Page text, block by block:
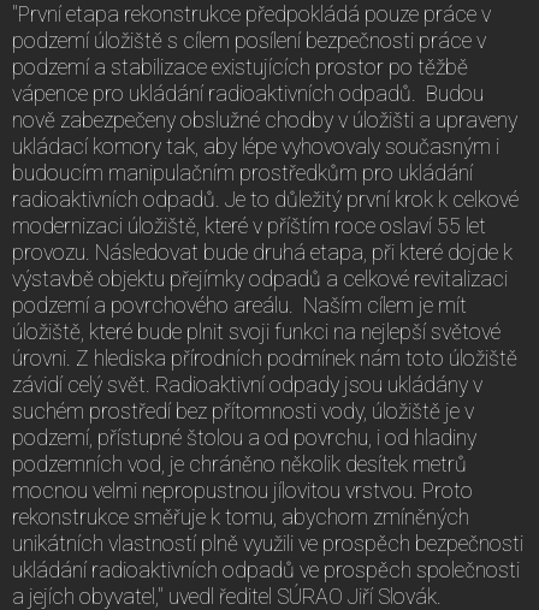
"První etapa rekonstrukce předpokládá pouze práce v
podzemí úložiště s cílem posílení bezpečnosti práce v
podzemí a stabilizace existujících prostor po těžbě
vápence pro ukládání radioaktivních odpadů. Budou
nově zabezpečeny obslužné chodby v úložišti a upraveny
ukládací komory tak, aby lépe vyhovovaly současným i
budoucím manipulačním prostředkům pro ukládání
radioaktivních odpadů. Je to důležitý první krok k celkové
modernizaci úložiště, které v příštím roce oslaví 55 let
provozu. Následovat bude druhá etapa, při které dojde k
výstavbě objektu přejímky odpadů a celkové revitalizaci
podzemí a povrchového areálu. Naším cílem je mít
úložiště, které bude plnit svoji funkci na nejlepší světové
úrovni. Z hlediska přírodních podmínek nám toto úložiště
závidí celý svět. Radioaktivní odpady jsou ukládány v
suchém prostředí bez přítomnosti vody, úložiště je v
podzemí, přístupné štolou a od povrchu, i od hladiny
podzemních vod, je chráněno několik desítek metrů
mocnou velmi nepropustnou jílovitou vrstvou. Proto
rekonstrukce směřuje k tomu, abychom zmíněných
unikátních vlastností plně využili ve prospěch bezpečnosti
ukládání radioaktivních odpadů ve prospěch společnosti
a jejích obyvatel," uvedl ředitel SÚRAO Jiří Slovák.